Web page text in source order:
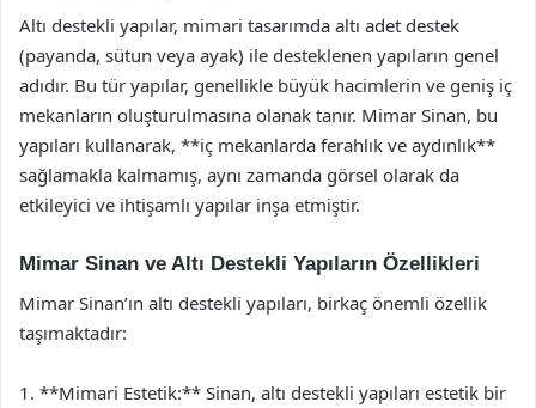
Altı destekli yapılar, mimari tasarımda altı adet destek
(payanda, sütun veya ayak) ile desteklenen yapıların genel
adıdır. Bu tür yapılar, genellikle büyük hacimlerin ve geniş iç
mekanların oluşturulmasına olanak tanır. Mimar Sinan, bu
yapıları kullanarak, **iç mekanlarda ferahlık ve aydınlık**
sağlamakla kalmamış, aynı zamanda görsel olarak da
etkileyici ve ihtişamlı yapılar inşa etmiştir.
Mimar Sinan ve Altı Destekli Yapıların Özellikleri
Mimar Sinan’ın altı destekli yapıları, birkaç önemli özellik
taşımaktadır:
1. **Mimari Estetik:** Sinan, altı destekli yapıları estetik bir